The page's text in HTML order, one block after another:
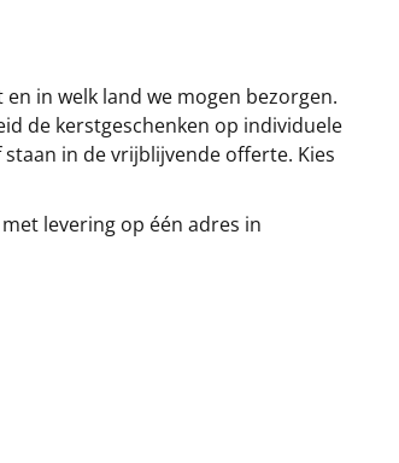
in welk land we mogen bezorgen.
de kerstgeschenken op individuele
in de vrijblijvende offerte. Kies
levering op één adres in